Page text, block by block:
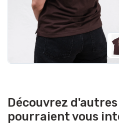
Découvrez
pourraient vous